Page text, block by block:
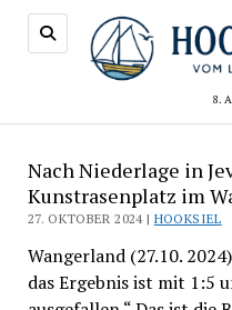
8.
Nach Niederlage in
Kunstrasenplatz im
27. OKTOBER 2024 | HOOKSIEL
Wangerland (27.10.
das Ergebnis ist mit 1:5